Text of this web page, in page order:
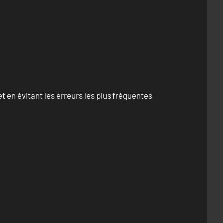
en évitant les erreurs les plus fréquentes